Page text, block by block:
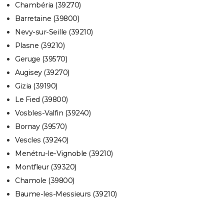
Chambéria (39270)
Barretaine (39800)
Nevy-sur-Seille (39210)
Plasne (39210)
Geruge (39570)
Augisey (39270)
Gizia (39190)
Le Fied (39800)
Vosbles-Valfin (39240)
Bornay (39570)
Vescles (39240)
Menétru-le-Vignoble (39210)
Montfleur (39320)
Chamole (39800)
Baume-les-Messieurs (39210)